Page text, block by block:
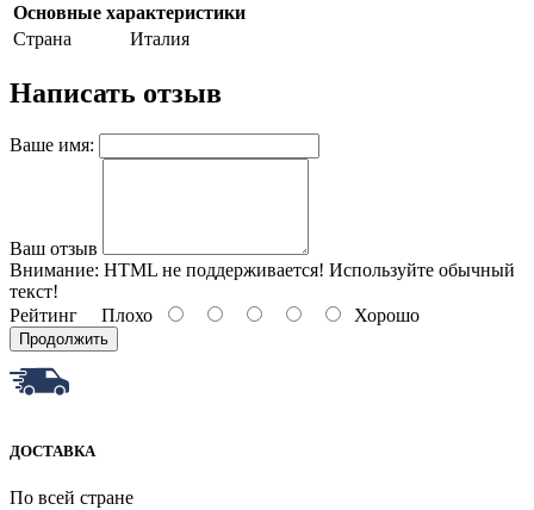
Основные характеристики
Страна
Италия
Написать отзыв
Ваше имя:
Ваш отзыв
Внимание: HTML не поддерживается! Используйте обычный
текст!
Рейтинг Плохо Хорошо
Продолжить
ДОСТАВКА
По всей стране